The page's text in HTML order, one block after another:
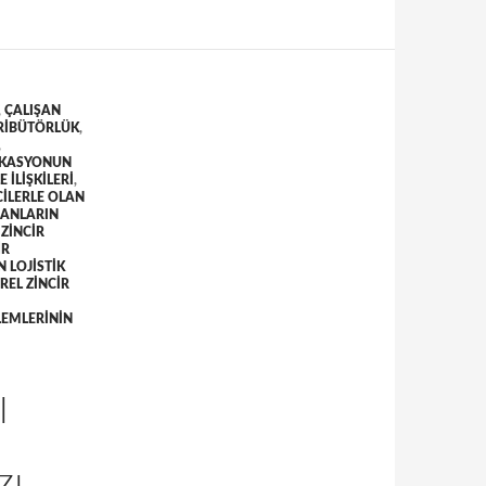
ÇALIŞAN
,
ILIŞKILERI ,
OLAN
LOJISTIK
ZINCIR